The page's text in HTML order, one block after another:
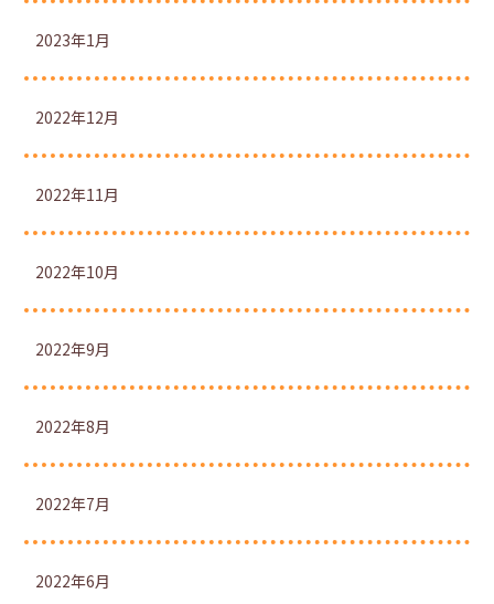
2023年1月
2022年12月
2022年11月
2022年10月
2022年9月
2022年8月
2022年7月
2022年6月